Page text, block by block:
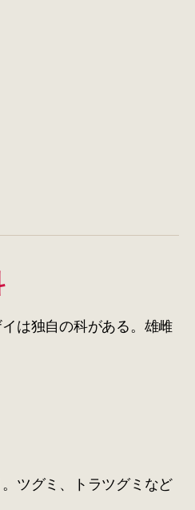
イは独自の科がある。雄雌
。ツグミ、トラツグミなど